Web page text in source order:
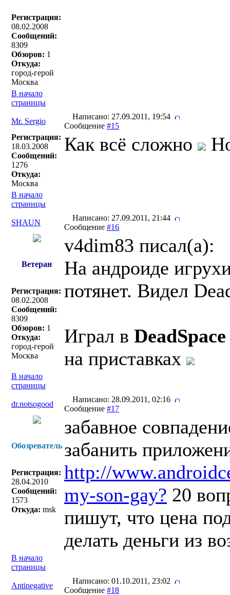
Регистрация:
08.02.2008
Сообщений:
8309
Обзоров: 1
Откуда:
город-герой
Москва
В начало
страницы
Mr. Sergio
Написано: 27.09.2011, 19:54
Сообщение #15
Регистрация:
18.03.2008
Сообщений:
1276
Откуда:
Москва
Как всё сложно
В начало
страницы
SHAUN
Написано: 27.09.2011, 21:44
Сообщение #16
Ветеран
Регистрация:
08.02.2008
Сообщений:
8309
Обзоров: 1
Откуда:
город-герой
Москва
v4dim83 писал(a):
На андроиде
потянет. Видел
Играл в DeadSpace
на приставках
В начало
страницы
dr.notsogood
Написано: 28.09.2011, 02:16
Сообщение #17
Обозреватель
Регистрация:
28.04.2010
Сообщений:
1573
Откуда: msk
забавное
забанить
http://
my-son-gay? 20
пишут, что цена
делать деньги из
В начало
страницы
Antinegative
Написано: 01.10.2011, 23:02
Сообщение #18